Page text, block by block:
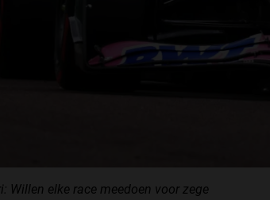
Willen elke race meedoen voor zege